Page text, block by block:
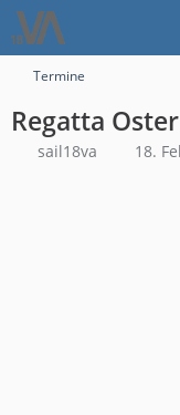
Termine
Regatta
sail18va 18.